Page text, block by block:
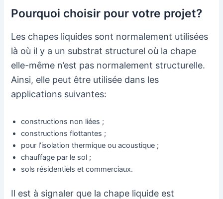
Pourquoi choisir pour votre projet?
Les chapes liquides sont normalement utilisées
là où il y a un substrat structurel où la chape
elle-même n’est pas normalement structurelle.
Ainsi, elle peut être utilisée dans les
applications suivantes:
constructions non liées ;
constructions flottantes ;
pour l’isolation thermique ou acoustique ;
chauffage par le sol ;
sols résidentiels et commerciaux.
Il est à signaler que la chape liquide est